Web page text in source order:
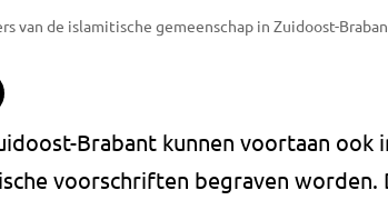
van de islamitische gemeenschap in Zuidoost-
Brabant kunnen voortaan ook
voorschriften begraven worden.